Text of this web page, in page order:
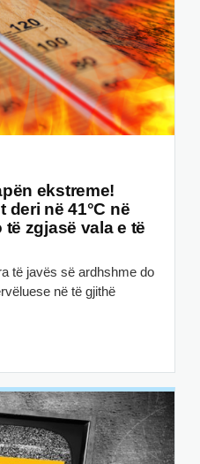
ekstreme!
deri në 41°C në
zgjasë vala e të
të javës së ardhshme do
në të gjithë